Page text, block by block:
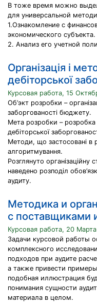
В тоже время можно
для универсальной
1.Ознакомление с
экономического субъекта.
2. Анализ его учетной
Організація і
дебіторської
Курсовая работа, 15
Об’экт розробки –
заборгованості бюджету.
Мета розробки – розробка
дебіторської
Методи, що застосовані в
алгоритмування.
Розглянуто організаційну
наведено розподіл
аудиту.
Методика и
с поставщиками
Курсовая работа, 20
Задачи курсовой работы
комплексного
подходов при аудите
а также привести
подобная иллюстрация
понимания сущности
материала в целом.